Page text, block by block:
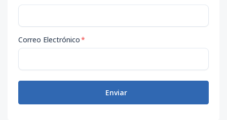
Correo Electrónico*
Enviar